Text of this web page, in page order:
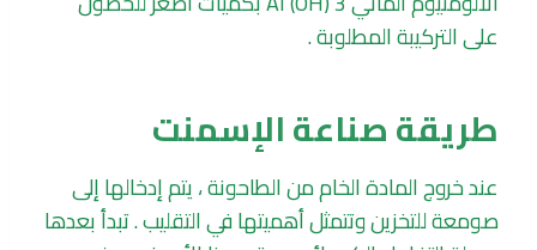
على التركيبة المطلوبة .
طريقة صناعة الإسمنت
عند خروج المادة الخام من الطاحونة ، يتم إدخالها إلى
صومعة للتخزين وتتمثل أهميتها في التقليب . تبدأ بعدها